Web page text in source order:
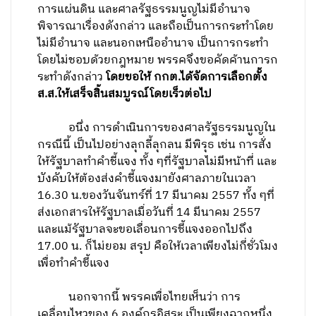
การแผ่นดิน และศาลรัฐธรรมนูญไม่มีอำนาจ
พิจารณาเรื่องดังกล่าว และถือเป็นการกระทำโดย
ไม่มีอำนาจ และนอกเหนืออำนาจ เป็นการกระทำ
โดยไม่ชอบด้วยกฎหมาย พรรคจึงขอคัดค้านการก
ระทำดังกล่าวโดยขอให้ กกต.ได้จัดการเลือกตั้ง
ส.ส.ให้เสร็จสิ้นสมบูรณ์โดยเร็วต่อไป
อนึ่ง การดำเนินการของศาลรัฐธรรมนูญใน
กรณีนี้ เป็นไปอย่างลุกลี้ลุกลน มีพิรุธ เช่น การสั่ง
ให้รัฐบาลทำคำชี้แจง ทั้ง ๆที่รัฐบาลไม่มีหน้าที่ และ
บังคับให้ต้องส่งคำชี้แจงมายังศาลภายในเวลา
16.30 น.ของวันจันทร์ที่ 17 มีนาคม 2557 ทั้ง ๆที่
ส่งเอกสารให้รัฐบาลเมื่อวันที่ 14 มีนาคม 2557
และแม้รัฐบาลจะขอเลื่อนการชี้แจงออกไปถึง
17.00 น. ก็ไม่ยอม สรุป คือให้เวลาเพียงไม่กี่ชั่วโมง
เพื่อทำคำชี้แจง
นอกจากนี้ พรรคเพื่อไทยเห็นว่า การ